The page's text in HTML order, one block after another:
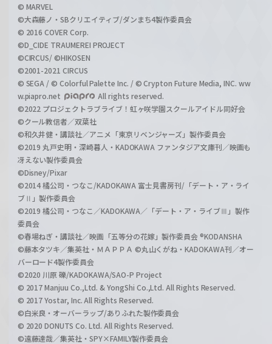
© MARVEL
©大森藤ノ・SBクリエイティブ/ダンまち4製作委員会
© 2016 COVER Corp.
©D_CIDE TRAUMEREI PROJECT
©CIRCUS/ ©HIKOSEN
©2001-2021 CIRCUS
© SEGA / © Colorful Palette Inc. / © Crypton Future Media, INC. ww
w.piapro.net
All rights reserved.
©2022 プロジェクトラブライブ！虹ヶ咲学園スクールアイドル同好会
©クール教信者／双葉社
©和久井健・講談社／アニメ「東京リベンジャーズ」製作委員会
©2019 丸戸史明・深崎暮人・KADOKAWA ファンタジア文庫刊／映画も
冴えない製作委員会
©Disney/Pixar
©2014 橘公司・つなこ/KADOKAWA 富士見書房刊/「デート・ア・ライ
ブⅡ」製作委員会
©2019 橘公司・つなこ／KADOKAWA／「デート・ア・ライブⅢ」製作
委員会
©春場ねぎ・講談社／映画「五等分の花嫁」製作委員会 ®KODANSHA
©藤本タツキ／集英社・ＭＡＰＰＡ ©丸山くがね・KADOKAWA刊／オー
バーロード4製作委員会
©2020 川原 礫/KADOKAWA/SAO-P Project
© 2017 Manjuu Co.,Ltd. & YongShi Co.,Ltd. All Rights Reserved.
© 2017 Yostar, Inc. All Rights Reserved.
©白米良・オーバーラップ/ありふれた製作委員会
© 2020 DONUTS Co. Ltd. All Rights Reserved.
©遠藤達哉／集英社・SPY×FAMILY製作委員会